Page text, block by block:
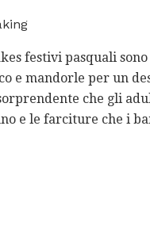
festivi pasquali
e mandorle per un
che gli
e le farciture che i